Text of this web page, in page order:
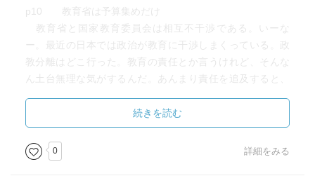
p10 教育省は予算集めだけ
教育省と国家教育委員会は相互不干渉である。いーな
ー。最近の日本では政治が教育に干渉しまくっている。政
教分離はどこ行った。教育の責任とか言うけれど、そんな
ん土台無理な気がするんだ。あんまり責任を追及すると、
p11 コアカリキュラムは指導要領ほど細かくない
教師への信頼と教師の実力があるからできる。民主党時
に教員免許取得要件を修士卒にするってあったけれど、今
続きを読む
0 詳細をみる